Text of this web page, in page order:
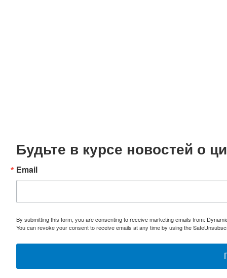
Будьте в курсе новостей о
Email
By submitting this form, you are consenting to receive marketing emails from:
You can revoke your consent to receive emails at any time by using the